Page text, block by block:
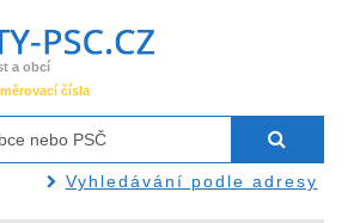
a obcí
čísla
Vyhledávání podle adresy